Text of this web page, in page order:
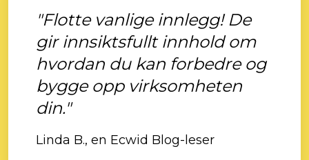
"Flotte vanlige innlegg! De
gir innsiktsfullt innhold om
hvordan du kan forbedre og
bygge opp virksomheten
din."
Linda B., en Ecwid Blog-leser